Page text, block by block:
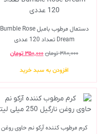
دستمال مرطوب بامبل Bumble Rose
Dream تعداد 120 عددی
۳۸۰,۰۰۰تومان۳۵۰,۰۰۰تومان
افزودن به سبد خرید
کرم مرطوب کننده آرکو نم حاوی روغن